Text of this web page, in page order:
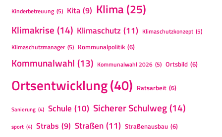
Kinderbetreuung (5) Kita (9) Klima (25)
Klimakrise (14) Klimaschutz (11) Klimaschutzkonzept (5)
Klimaschutzmanager (5) Kommunalpolitik (6)
Kommunalwahl (13) Kommunalwahl 2026 (5) Ortsbild (6)
Ortsentwicklung(40) Ratsarbeit (6)
Sanierung (4) Schule (10) Sicherer Schulweg(14)
sport (4) Strabs (9) Straßen(11) Straßenausbau (6)